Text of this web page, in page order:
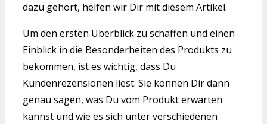
dazu gehört, helfen wir Dir mit diesem Artikel.
Um den ersten Überblick zu schaffen und einen
Einblick in die Besonderheiten des Produkts zu
bekommen, ist es wichtig, dass Du
Kundenrezensionen liest. Sie können Dir dann
genau sagen, was Du vom Produkt erwarten
kannst und wie es sich unter verschiedenen